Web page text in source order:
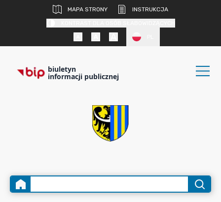
MAPA STRONY
INSTRUKCJA
biuletyn
informacji publicznej